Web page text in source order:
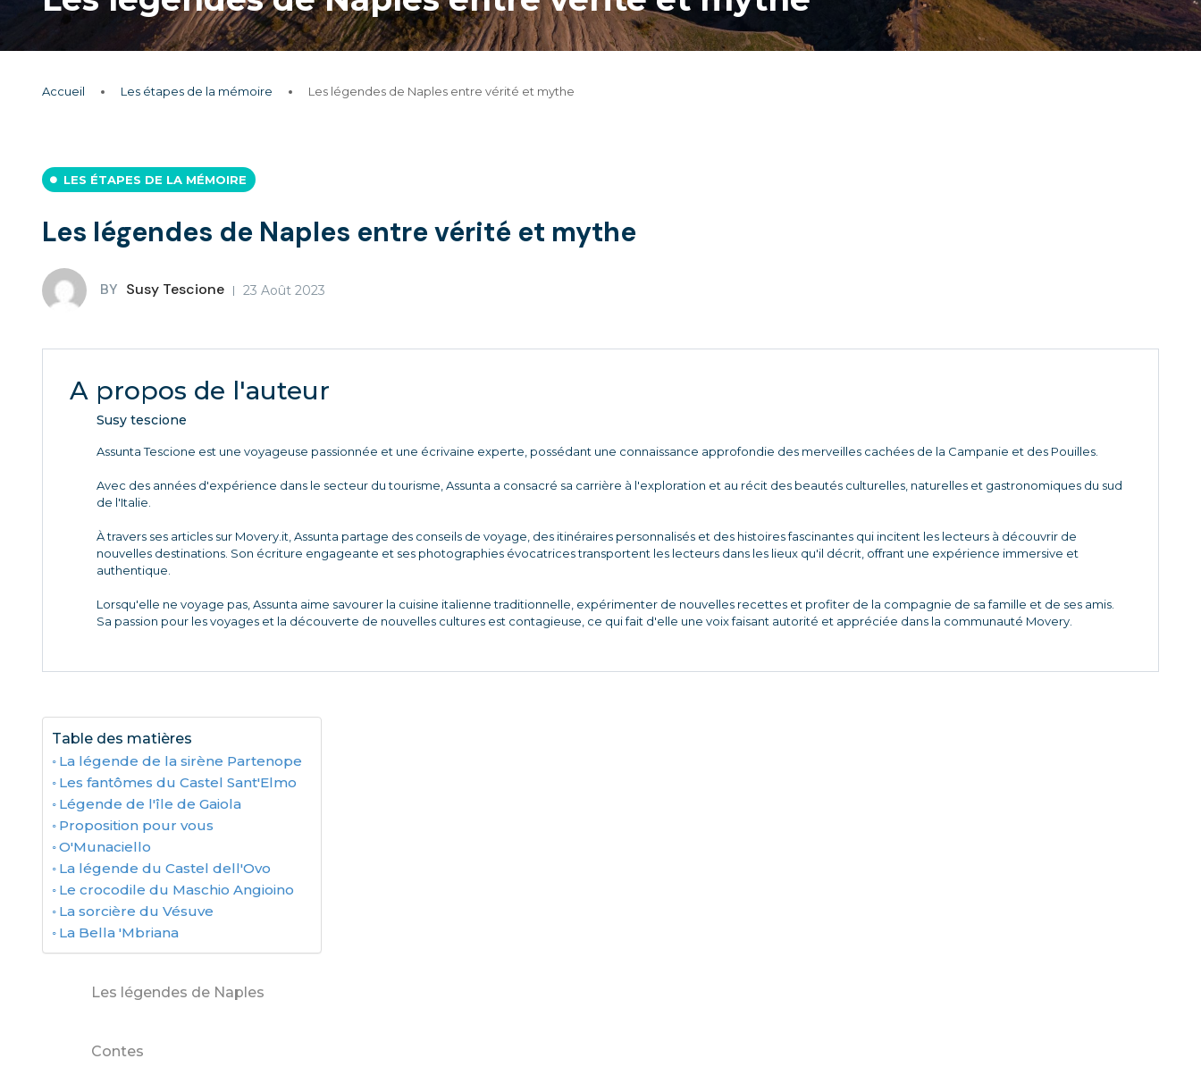
Accueil Les étapes de la mémoire Les légendes de Naples entre vérité et mythe
LES ÉTAPES DE LA MÉMOIRE
Les légendes de Naples entre vérité et mythe
BY Susy Tescione 23 Août 2023
A propos de l'auteur
Susy tescione
Assunta Tescione est une voyageuse passionnée et une écrivaine experte, possédant une connaissance approfondie des merveilles cachées de la Campanie et des Pouilles.
Avec des années d'expérience dans le secteur du tourisme, Assunta a consacré sa carrière à l'exploration et au récit des beautés culturelles, naturelles et gastronomiques du sud
de l'Italie.
À travers ses articles sur Movery.it, Assunta partage des conseils de voyage, des itinéraires personnalisés et des histoires fascinantes qui incitent les lecteurs à découvrir de
nouvelles destinations. Son écriture engageante et ses photographies évocatrices transportent les lecteurs dans les lieux qu'il décrit, offrant une expérience immersive et
authentique.
Lorsqu'elle ne voyage pas, Assunta aime savourer la cuisine italienne traditionnelle, expérimenter de nouvelles recettes et profiter de la compagnie de sa famille et de ses amis.
Sa passion pour les voyages et la découverte de nouvelles cultures est contagieuse, ce qui fait d'elle une voix faisant autorité et appréciée dans la communauté Movery.
Table des matières
La légende de la sirène Partenope
Les fantômes du Castel Sant'Elmo
Légende de l'île de Gaiola
Proposition pour vous
O'Munaciello
La légende du Castel dell'Ovo
Le crocodile du Maschio Angioino
La sorcière du Vésuve
La Bella 'Mbriana
Les légendes de Naples
Contes